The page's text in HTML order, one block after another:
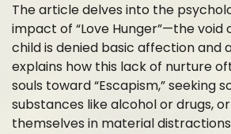
The article delves into the
impact of “Love Hunger”—the void
child is denied basic affection and
explains how this lack of nurture
souls toward “Escapism,” seeking
substances like alcohol or drugs,
themselves in material